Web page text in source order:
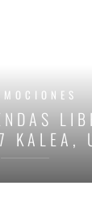
KALEA,